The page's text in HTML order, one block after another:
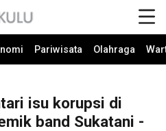
Pariwisata Olahraga
isu korupsi di
band Sukatani -